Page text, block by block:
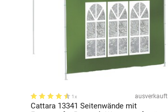
1x ausverkauft
Cattara 13341 Seitenwände mit